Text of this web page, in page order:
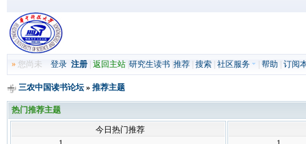
»您尚未 登录 注册| 返回主站| 研究生读书| 推荐| 搜索| 社区服务 帮助 订阅
三农中国读书论坛» 推荐主题
热门推荐主题
今日热门推荐